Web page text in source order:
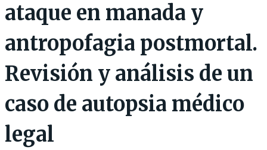
ataque en manada y
antropofagia postmortal.
Revisión y análisis de un
caso de autopsia médico
legal